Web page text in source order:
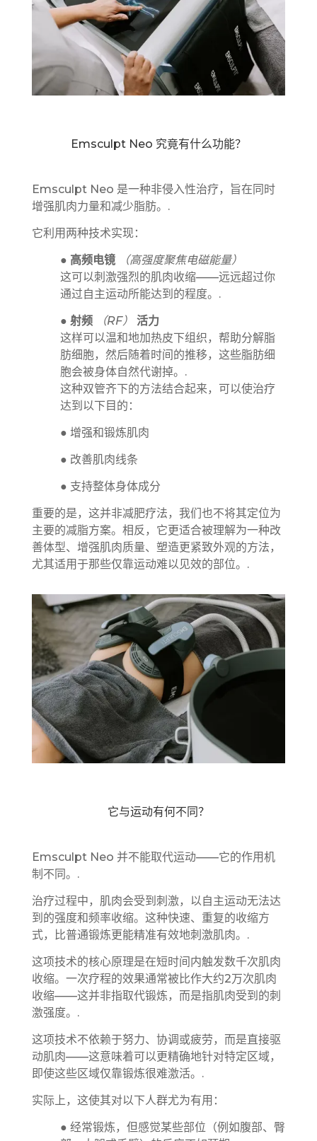
Emsculpt Neo 究竟有什么功能？
Emsculpt Neo 是一种非侵入性治疗，旨在同时
增强肌肉力量和减少脂肪。.
它利用两种技术实现：
● 高频电镜
（高强度聚焦电磁能量）
这可以刺激强烈的肌肉收缩——远远超过你
通过自主运动所能达到的程度。.
● 射频 （RF）
活力
这样可以温和地加热皮下组织，帮助分解脂
肪细胞，然后随着时间的推移，这些脂肪细
胞会被身体自然代谢掉。.
这种双管齐下的方法结合起来，可以使治疗
达到以下目的：
● 增强和锻炼肌肉
● 改善肌肉线条
● 支持整体身体成分
重要的是，这并非减肥疗法，我们也不将其定位为
主要的减脂方案。相反，它更适合被理解为一种改
善体型、增强肌肉质量、塑造更紧致外观的方法，
尤其适用于那些仅靠运动难以见效的部位。.
它与运动有何不同？
Emsculpt Neo 并不能取代运动——它的作用机
制不同。.
治疗过程中，肌肉会受到刺激，以自主运动无法达
到的强度和频率收缩。这种快速、重复的收缩方
式，比普通锻炼更能精准有效地刺激肌肉。.
这项技术的核心原理是在短时间内触发数千次肌肉
收缩。一次疗程的效果通常被比作大约2万次肌肉
收缩——这并非指取代锻炼，而是指肌肉受到的刺
激强度。.
这项技术不依赖于努力、协调或疲劳，而是直接驱
动肌肉——这意味着可以更精确地针对特定区域，
即使这些区域仅靠锻炼很难激活。.
实际上，这使其对以下人群尤为有用：
● 经常锻炼，但感觉某些部位（例如腹部、臀